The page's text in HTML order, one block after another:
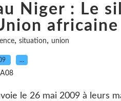
Niger : Le
africaine
, situation, union
…
le 26 mai 2009 à leurs